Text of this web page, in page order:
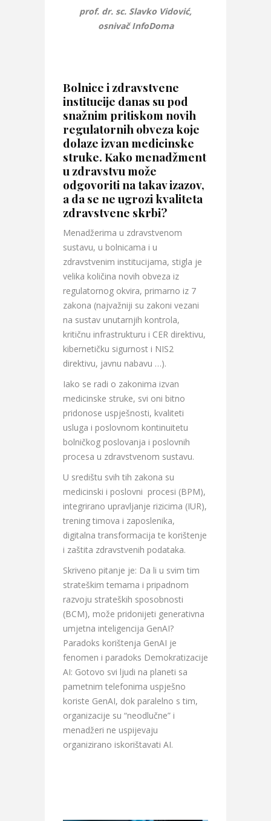
prof. dr. sc. Slavko Vidović,
osnivač InfoDoma
Bolnice i zdravstvene
institucije danas su pod
snažnim pritiskom novih
regulatornih obveza koje
dolaze izvan medicinske
struke. Kako menadžment
u zdravstvu može
odgovoriti na takav izazov,
a da se ne ugrozi kvaliteta
zdravstvene skrbi?
Menadžerima u zdravstvenom
sustavu, u bolnicama i u
zdravstvenim institucijama, stigla je
velika količina novih obveza iz
regulatornog okvira, primarno iz 7
zakona (najvažniji su zakoni vezani
na sustav unutarnjih kontrola,
kritičnu infrastrukturu i CER direktivu,
kibernetičku sigurnost i NIS2
direktivu, javnu nabavu …).
Iako se radi o zakonima izvan
medicinske struke, svi oni bitno
pridonose uspješnosti, kvaliteti
usluga i poslovnom kontinuitetu
bolničkog poslovanja i poslovnih
procesa u zdravstvenom sustavu.
U središtu svih tih zakona su
medicinski i poslovni procesi (BPM),
integrirano upravljanje rizicima (IUR),
trening timova i zaposlenika,
digitalna transformacija te korištenje
i zaštita zdravstvenih podataka.
Skriveno pitanje je: Da li u svim tim
strateškim temama i pripadnom
razvoju strateških sposobnosti
(BCM), može pridonijeti generativna
umjetna inteligencija GenAI?
Paradoks korištenja GenAI je
fenomen i paradoks Demokratizacije
AI: Gotovo svi ljudi na planeti sa
pametnim telefonima uspješno
koriste GenAI, dok paralelno s tim,
organizacije su “neodlučne” i
menadžeri ne uspijevaju
organizirano iskorištavati AI.